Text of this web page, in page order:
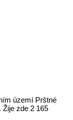
území Prštné
Žije zde 2 165